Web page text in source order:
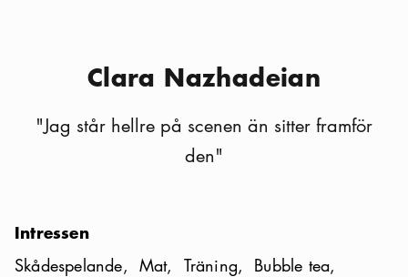
Clara Nazhadeian
"Jag står hellre på scenen än sitter framför
den"
Intressen
Skådespelande Mat Träning
Bubble tea